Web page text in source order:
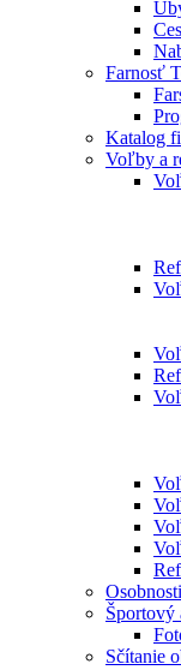
Farnosť
Katalog
Voľby a
Osobnosti
Športový
Sčítanie